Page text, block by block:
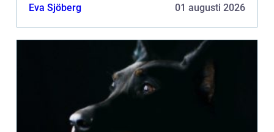
Eva Sjöberg 01 augusti 2026